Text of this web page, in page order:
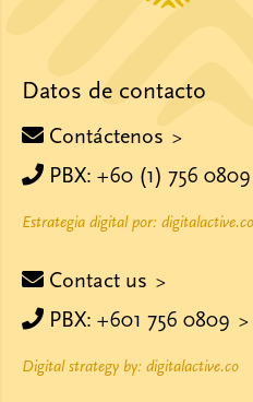
Datos de contacto
Contáctenos
PBX: +60 (1) 756 0809
Estrategia digital por: digitalactive.co
Contact us
PBX: +601 756 0809
Digital strategy by: digitalactive.co